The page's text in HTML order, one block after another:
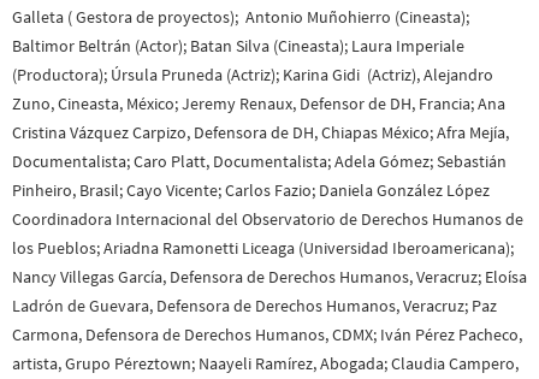
Galleta ( Gestora de proyectos); Antonio Muñohierro (Cineasta);
Baltimor Beltrán (Actor); Batan Silva (Cineasta); Laura Imperiale
(Productora); Úrsula Pruneda (Actriz); Karina Gidi (Actriz), Alejandro
Zuno, Cineasta, México; Jeremy Renaux, Defensor de DH, Francia; Ana
Cristina Vázquez Carpizo, Defensora de DH, Chiapas México; Afra Mejía,
Documentalista; Caro Platt, Documentalista; Adela Gómez; Sebastián
Pinheiro, Brasil; Cayo Vicente; Carlos Fazio; Daniela González López
Coordinadora Internacional del Observatorio de Derechos Humanos de
los Pueblos; Ariadna Ramonetti Liceaga (Universidad Iberoamericana);
Nancy Villegas García, Defensora de Derechos Humanos, Veracruz; Eloísa
Ladrón de Guevara, Defensora de Derechos Humanos, Veracruz; Paz
Carmona, Defensora de Derechos Humanos, CDMX; Iván Pérez Pacheco,
artista, Grupo Péreztown; Naayeli Ramírez, Abogada; Claudia Campero,